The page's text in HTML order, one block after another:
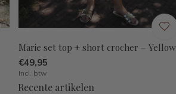
Marie set top + short crocher – Yellow
€49,95
Incl. btw
Recente artikelen